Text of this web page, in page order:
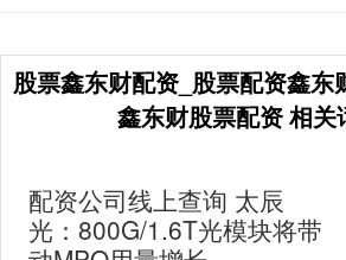
股票鑫东财配资_股票配资鑫东
鑫东财股票配资 相关
配资公司线上查询 太辰
光：800G/1.6T光模块将带